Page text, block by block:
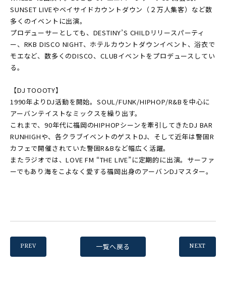
SUNSET LIVEやベイサイドカウントダウン（２万人集客）など数
多くのイベントに出演。
プロデューサーとしても、DESTINY’S CHILDリリースパーティ
ー、RKB DISCO NIGHT、ホテルカウントダウンイベント、浴衣で
モエなど、数多くのDISCO、CLUBイベントをプロデュースしてい
る。
【DJ TOOOTY】
1990年よりDJ活動を開始。SOUL/FUNK/HIPHOP/R&Bを中心に
アーバンテイストなミックスを繰り出す。
これまで、90年代に福岡のHIPHOPシーンを牽引してきたDJ BAR
RUNHIGHや、各クラブイベントのゲストDJ、そして近年は警固R
カフェで開催されていた警固R&Bなど幅広く活躍。
またラジオでは、LOVE FM “THE LIVE”に定期的に出演。サーファ
ーでもあり海をこよなく愛する福岡出身のアーバンDJマスター。
一覧へ戻る
PREV NEXT